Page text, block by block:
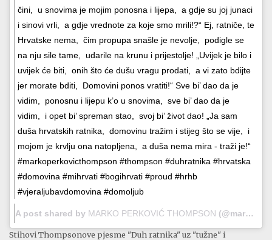
čini, u snovima je mojim ponosna i lijepa, a gdje su joj junaci
i sinovi vrli, a gdje vrednote za koje smo mrili!?“ Ej, ratniče, te
Hrvatske nema, čim propupa snašle je nevolje, podigle se
na nju sile tame, udarile na krunu i prijestolje! „Uvijek je bilo i
uvijek će biti, onih što će dušu vragu prodati, a vi zato bdijte
jer morate bditi, Domovini ponos vratiti!“ Sve bi’ dao da je
vidim, ponosnu i lijepu k’o u snovima, sve bi’ dao da je
vidim, i opet bi’ spreman stao, svoj bi’ život dao! „Ja sam
duša hrvatskih ratnika, domovinu tražim i stijeg što se vije, i
mojom je krvlju ona natopljena, a duša nema mira - traži je!“
#markoperkovicthompson #thompson #duhratnika #hrvatska
#domovina #mihrvati #bogihrvati #proud #hrhb
#vjeraljubavdomovina #domoljub
A post shared by MARKO PERKOVIĆ THOMPSON (@markoperkovicthompson) on
Stihovi Thompsonove pjesme "Duh ratnika" uz "tužne" i